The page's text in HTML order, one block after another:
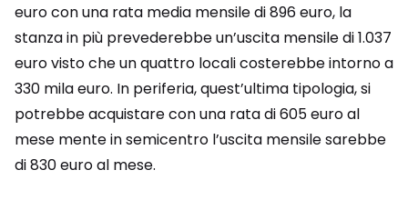
euro con una rata media mensile di 896 euro, la
stanza in più prevederebbe un’uscita mensile di 1.037
euro visto che un quattro locali costerebbe intorno a
330 mila euro. In periferia, quest’ultima tipologia, si
potrebbe acquistare con una rata di 605 euro al
mese mente in semicentro l’uscita mensile sarebbe
di 830 euro al mese.